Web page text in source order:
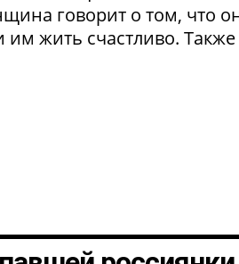
говорит о том, что
жить счастливо. Также